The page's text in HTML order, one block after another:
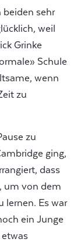
beiden sehr
weil
Grinke
Schule
wenn
zu
zu
ging,
dass
um von dem
lernen. Es war
ein Junge